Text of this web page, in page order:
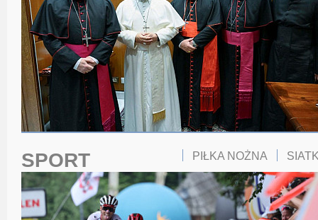
SPORT PIŁKA NOŻNA